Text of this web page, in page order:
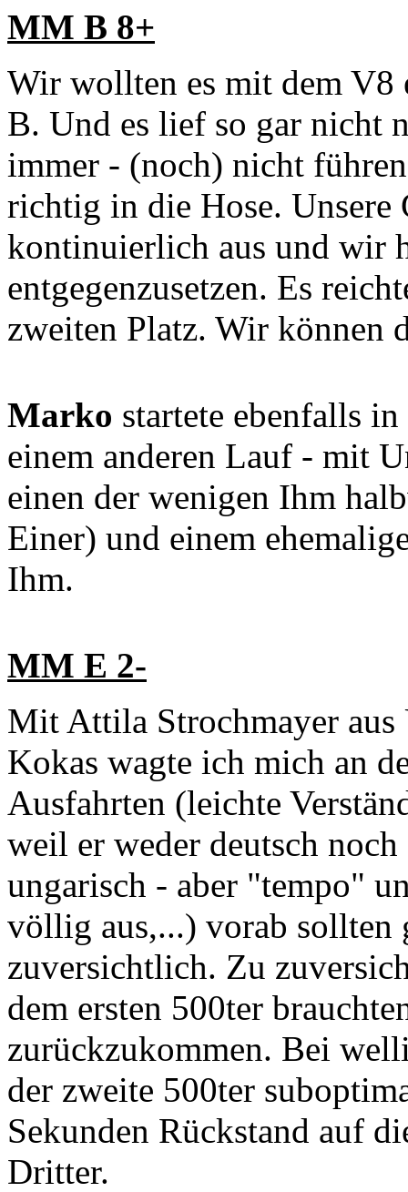
MM B 8+
Wir wollten es mit dem V8
B. Und es lief so gar nicht
immer - (noch) nicht
richtig in die Hose. Unsere
kontinuierlich aus und wir
entgegenzusetzen. Es
zweiten Platz. Wir können
Marko startete ebenfalls
einem anderen Lauf - mit
einen der wenigen Ihm
Einer) und einem
Ihm.
MM E 2-
Mit Attila Strochmayer aus
Kokas wagte ich mich an
Ausfahrten (leichte
weil er weder deutsch
ungarisch - aber "tempo"
völlig aus,...) vorab sollten
zuversichtlich. Zu
dem ersten 500ter
zurückzukommen. Bei
der zweite 500ter
Sekunden Rückstand auf
Dritter.